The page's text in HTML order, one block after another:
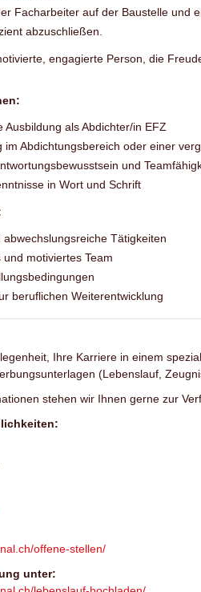
Facharbeiter auf der Baustelle und
abzuschließen.
engagierte Person, die
Ausbildung als Abdichter/in EFZ
im Abdichtungsbereich oder einer
und
in Wort und Schrift
Tätigkeiten
und motiviertes Team
beruflichen Weiterentwicklung
Ihre Karriere in einem
(Lebenslauf,
stehen wir Ihnen gerne zur
offene-stellen/
unter: